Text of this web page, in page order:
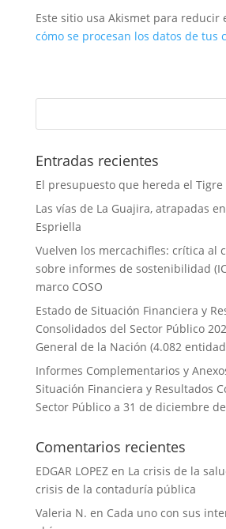
Este sitio usa Akismet para reducir
cómo se procesan los datos de tus
Entradas recientes
El presupuesto que hereda el Tigre
Las vías de La Guajira, atrapadas
Espriella
Vuelven los mercachifles: crítica al
sobre informes de sostenibilidad
marco COSO
Estado de Situación Financiera y
Consolidados del Sector Público
General de la Nación (4.082
Informes Complementarios y
Situación Financiera y Resultados
Sector Público a 31 de diciembre
Comentarios recientes
EDGAR LOPEZen La crisis de la
crisis de la contaduría pública
Valeria N. en Cada uno con sus